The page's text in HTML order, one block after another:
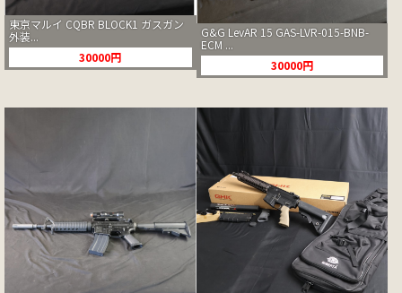
東京マルイ CQBR BLOCK1 ガスガン
外装...
30000円
G&G LevAR 15 GAS-LVR-015-BNB-
ECM ...
30000円